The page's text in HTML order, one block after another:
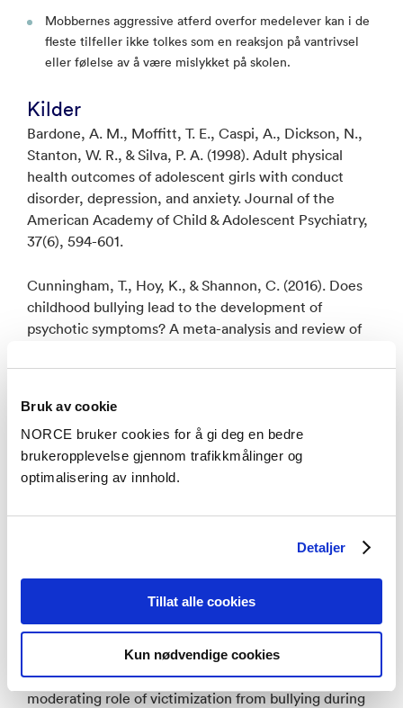
Bruk av cookie
NORCE bruker cookies for å gi deg en bedre
brukeropplevelse gjennom trafikkmålinger og
optimalisering av innhold.
Detaljer
Tillat alle cookies
Kun nødvendige cookies
Mobbernes aggressive atferd overfor medelever kan i de
fleste tilfeller ikke tolkes som en reaksjon på vantrivsel
eller følelse av å være mislykket på skolen.
Kilder
Bardone, A. M., Moffitt, T. E., Caspi, A., Dickson, N.,
Stanton, W. R., & Silva, P. A. (1998). Adult physical
health outcomes of adolescent girls with conduct
disorder, depression, and anxiety. Journal of the
American Academy of Child & Adolescent Psychiatry,
37(6), 594-601.
Cunningham, T., Hoy, K., & Shannon, C. (2016). Does
childhood bullying lead to the development of
psychotic symptoms? A meta-analysis and review of
psychosomatic problems: a meta-analysis. Pediatrics,
132(4), 720-729. doi:http://dx.doi.org/10.1542/peds...
Hawker, D. S. J., & Boulton, M. J. (2000). Twenty
sectional studies. Journal of Child Psychology and
Hoprekstad, Ø. L., Hetland, J., Wold, B., Torp, H., &
Valvatne Einarsen, S. (2021). Exposure to bullying
behaviors at work and depressive tendencies: The
moderating role of victimization from bullying during